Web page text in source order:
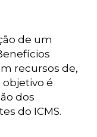
de um
recursos de,
objetivo é
dos
do ICMS.